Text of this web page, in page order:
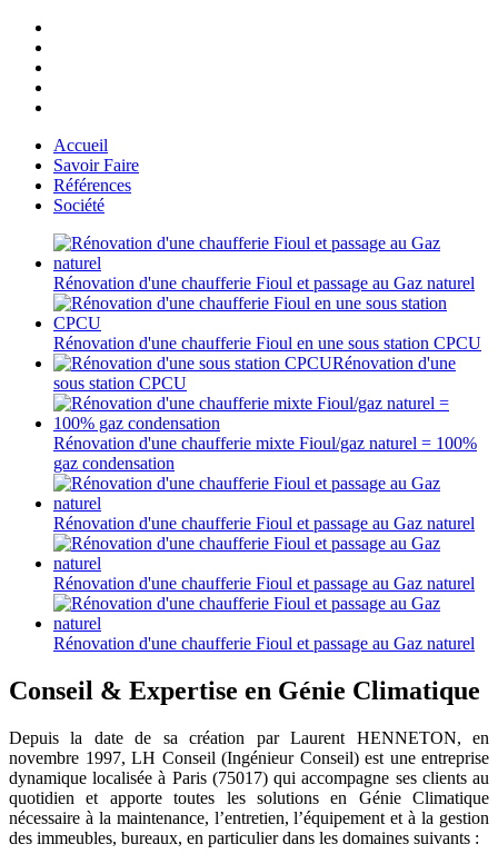
Accueil
Savoir Faire
Références
Société
Rénovation d'une chaufferie Fioul et passage au Gaz naturel
Rénovation d'une chaufferie Fioul en une sous station CPCU
Rénovation d'une
sous station CPCU
Rénovation d'une chaufferie mixte Fioul/gaz naturel = 100%
gaz condensation
Rénovation d'une chaufferie Fioul et passage au Gaz naturel
Rénovation d'une chaufferie Fioul et passage au Gaz naturel
Rénovation d'une chaufferie Fioul et passage au Gaz naturel
Conseil & Expertise en Génie Climatique
Depuis la date de sa création par Laurent HENNETON, en
novembre 1997, LH Conseil (Ingénieur Conseil) est une entreprise
dynamique localisée à Paris (75017) qui accompagne ses clients au
quotidien et apporte toutes les solutions en Génie Climatique
nécessaire à la maintenance, l’entretien, l’équipement et à la gestion
des immeubles, bureaux, en particulier dans les domaines suivants :